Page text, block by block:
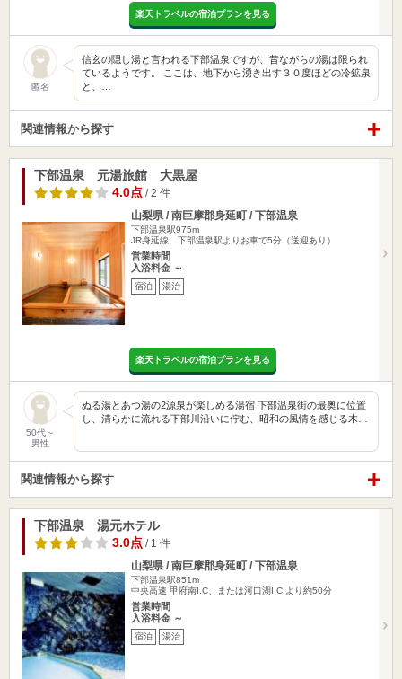
楽天トラベルの宿泊プランを見る
匿名
信玄の隠し湯と言われる下部温泉ですが、昔ながらの湯は限られ
ているようです。 ここは、地下から湧き出す３０度ほどの冷鉱泉
と、…
関連情報から探す
下部温泉 元湯旅館 大黒屋
4.0点 / 2 件
山梨県 / 南巨摩郡身延町 / 下部温泉
下部温泉駅975m
JR身延線 下部温泉駅よりお車で5分（送迎あり）
営業時間
入浴料金 ～
宿泊 湯治
楽天トラベルの宿泊プランを見る
50代～
男性
ぬる湯とあつ湯の2源泉が楽しめる湯宿 下部温泉街の最奥に位置
し、清らかに流れる下部川沿いに佇む、昭和の風情を感じる木…
関連情報から探す
下部温泉 湯元ホテル
3.0点 / 1 件
山梨県 / 南巨摩郡身延町 / 下部温泉
下部温泉駅851m
中央高速 甲府南I.C、または河口湖I.C.より約50分
営業時間
入浴料金 ～
宿泊 湯治